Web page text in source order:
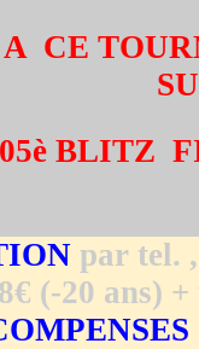
CE
BLITZ
par tel. ,
(-20 ans)